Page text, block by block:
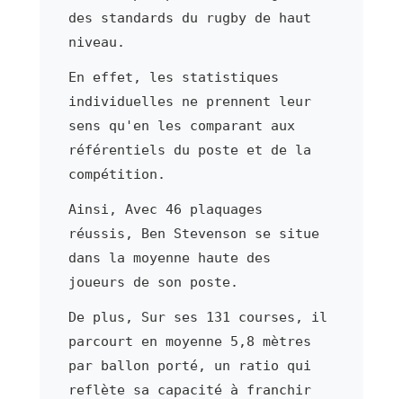
des standards du rugby de haut
niveau.
En effet, les statistiques
individuelles ne prennent leur
sens qu'en les comparant aux
référentiels du poste et de la
compétition.
Ainsi, Avec 46 plaquages
réussis, Ben Stevenson se situe
dans la moyenne haute des
joueurs de son poste.
De plus, Sur ses 131 courses, il
parcourt en moyenne 5,8 mètres
par ballon porté, un ratio qui
reflète sa capacité à franchir